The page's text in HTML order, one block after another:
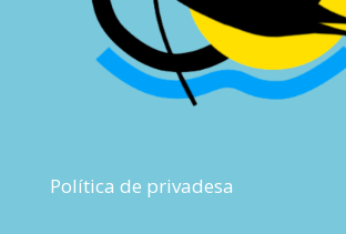
Política de privadesa